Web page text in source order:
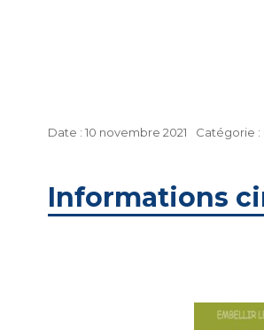
Publié
10 novembre 2021
Informations